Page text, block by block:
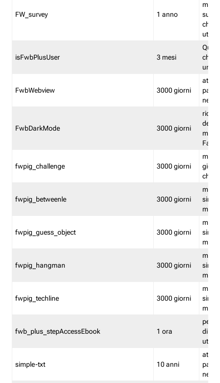
FW_survey 1 anno
utenti
isFwbPlusUser 3 mesi
che
una
FwbWebview 3000 giorni
attiva
FwbDarkMode 3000 giorni
fwpig_challenge 3000 giorni
fwpig_betweenle 3000 giorni
fwpig_guess_object 3000 giorni
fwpig_hangman 3000 giorni
fwpig_techline 3000 giorni
fwb_plus_stepAccessEbook 1 ora
di un
simple-txt 10 anni
attiva